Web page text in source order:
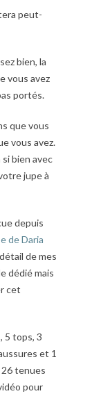
peut-
bien, la
vous avez
portés.
que vous
vous avez.
bien avec
jupe à
depuis
de Daria
de mes
dédié mais
cet
5 tops, 3
et 1
26 tenues
pour